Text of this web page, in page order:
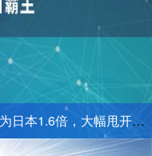
1.6倍，大幅甩开昔日霸主